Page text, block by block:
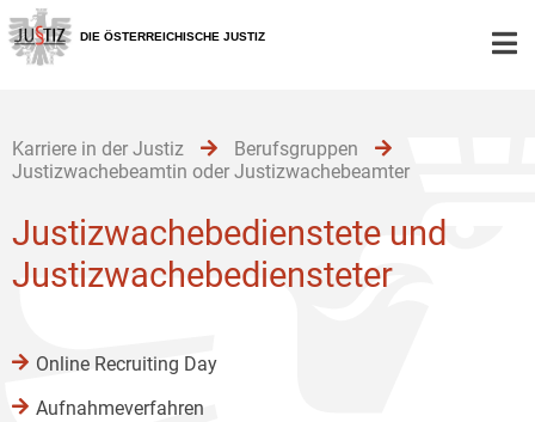
Zur
Hauptnavigation
[1]
Zum
Inhalt
[2]
Zum
Untermenü
[3]
DIE ÖSTERREICHISCHE JUSTIZ
Karriere in der Justiz
Berufsgruppen
Justizwachebeamtin oder Justizwachebeamter
Justizwachebedienstete und
Justizwachebediensteter
Online Recruiting Day
Aufnahmeverfahren